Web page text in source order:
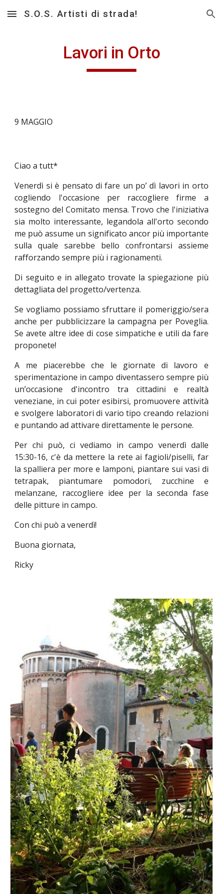
Skip to main content Skip to navigation
S.O.S. Artisti di strada!
Lavori in Orto
9 MAGGIO
Ciao a tutt*
Venerdì si è pensato di fare un po’ dì lavori in orto
cogliendo l'occasione per raccogliere firme a
sostegno del Comitato mensa. Trovo che l'iniziativa
sia molto interessante, legandola all'orto secondo
me può assume un significato ancor più importante
sulla quale sarebbe bello confrontarsi assieme
rafforzando sempre più i ragionamenti.
Di seguito e in allegato trovate la spiegazione più
dettagliata del progetto/vertenza.
Se vogliamo possiamo sfruttare il pomeriggio/sera
anche per pubblicizzare la campagna per Poveglia.
Se avete altre idee di cose simpatiche e utili da fare
proponete!
A me piacerebbe che le giornate di lavoro e
sperimentazione in campo diventassero sempre più
un’occasione d'incontro tra cittadini e realtà
veneziane, in cui poter esibirsi, promuovere attività
e svolgere laboratori di vario tipo creando relazioni
e puntando ad attivare direttamente le persone.
Per chi può, ci vediamo in campo venerdì dalle
15:30-16, c'è da mettere la rete ai fagioli/piselli, far
la spalliera per more e lamponi, piantare sui vasi di
tetrapak, piantumare pomodori, zucchine e
melanzane, raccogliere idee per la seconda fase
delle pitture in campo.
Con chi può a venerdì!
Buona giornata,
Ricky